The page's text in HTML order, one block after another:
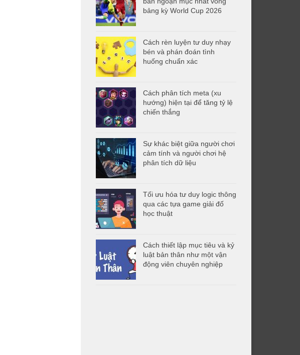
bảng kỳ World Cup 2026
Cách rèn luyện tư duy nhạy
bén và phán đoán tình
huống chuẩn xác
Cách phân tích meta (xu
hướng) hiện tại để tăng tỷ lệ
chiến thắng
Sự khác biệt giữa người chơi
cảm tính và người chơi hệ
phân tích dữ liệu
Tối ưu hóa tư duy logic thông
qua các tựa game giải đố
học thuật
Cách thiết lập mục tiêu và kỷ
luật bản thân như một vận
động viên chuyên nghiệp